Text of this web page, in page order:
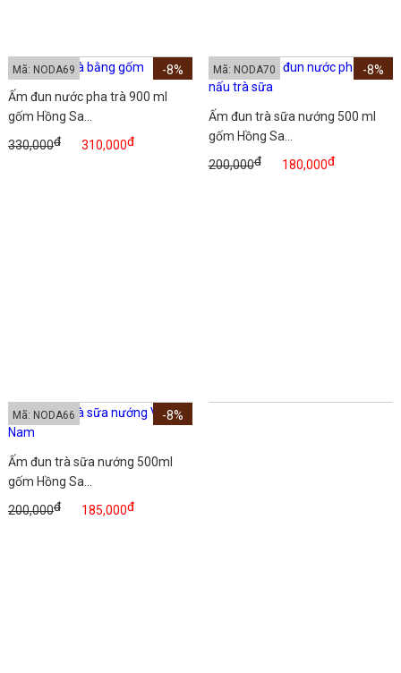
Ấm đun nước pha trà 900 ml
gốm Hồng Sa...
330,000đ 310,000đ
-8%
Mã: NODA69
Ấm đun trà sữa nướng 500 ml
gốm Hồng Sa...
200,000đ 180,000đ
-8%
Mã: NODA70
Ấm đun trà sữa nướng 500ml
gốm Hồng Sa...
200,000đ 185,000đ
-8%
Mã: NODA66